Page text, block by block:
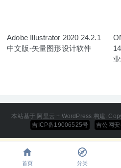
Adobe Illustrator 2020 24.2.1
中文版-矢量图形设计软件
本站基于 阿里云 + WordPress 构建.
吉ICP备19006525号
吉公网
首页 分类